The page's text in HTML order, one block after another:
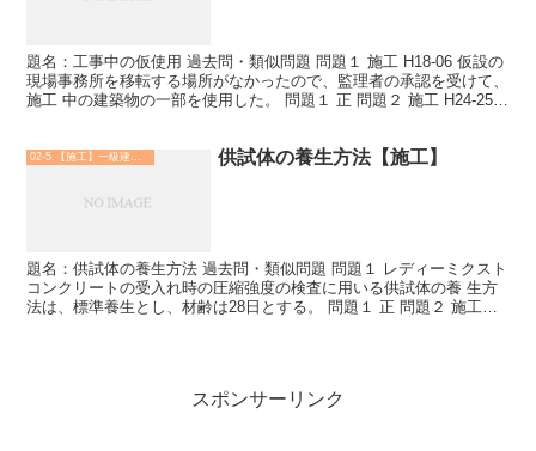
題名：工事中の仮使用 過去問・類似問題 問題１ 施工 H18-06 仮設の
現場事務所を移転する場所がなかったので、監理者の承認を受けて、
施工 中の建築物の一部を使用した。 問題１ 正 問題２ 施工 H24-25
供試体の養生方法【施工】
題名：供試体の養生方法 過去問・類似問題 問題１ レディーミクスト
コンクリートの受入れ時の圧縮強度の検査に用いる供試体の養 生方
法は、標準養生とし、材齢は28日とする。 問題１ 正 問題２ 施工
スポンサーリンク